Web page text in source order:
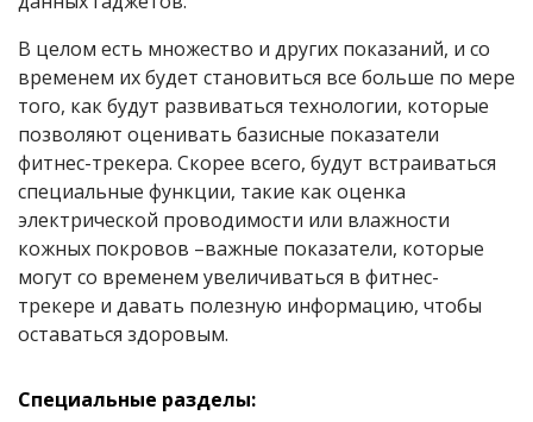
В целом есть множество и других показаний, и со
временем их будет становиться все больше по мере
того, как будут развиваться технологии, которые
позволяют оценивать базисные показатели
фитнес-трекера. Скорее всего, будут встраиваться
специальные функции, такие как оценка
электрической проводимости или влажности
кожных покровов –важные показатели, которые
могут со временем увеличиваться в фитнес-
трекере и давать полезную информацию, чтобы
оставаться здоровым.
Специальные разделы: